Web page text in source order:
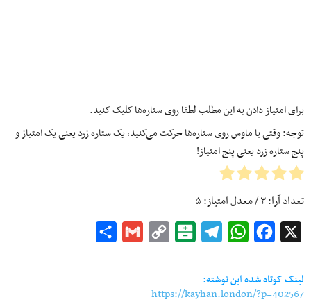
برای امتیاز دادن به این مطلب لطفا روی ستاره‌ها کلیک کنید.
توجه: وقتی با ماوس روی ستاره‌ها حرکت می‌کنید، یک ستاره زرد یعنی یک امتیاز و
پنج ستاره زرد یعنی پنج امتیاز!
تعداد آرا:۳/ معدل امتیاز:۵
Facebook
WhatsApp
Telegram
Balatarin
Copy
Gmail
لینک کوتاه شده این نوشته:
https://kayhan.london/?p=402567